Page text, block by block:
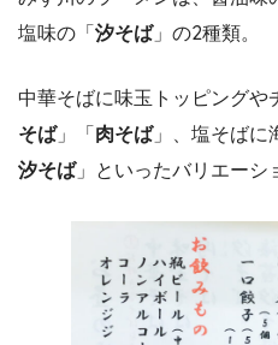
塩味の「汐そば」の2種類。
中華そばに味玉トッピングや
そば」「肉そば」、塩そばに
汐そば」といったバリエーシ